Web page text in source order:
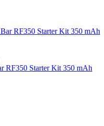
RF350 Starter Kit 350 mAh